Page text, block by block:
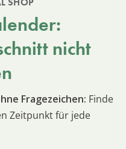
nicht
Fragezeichen: Finde
Zeitpunkt für jede